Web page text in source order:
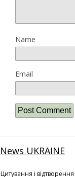
Name
Email
News UKRAINE
Цитування і